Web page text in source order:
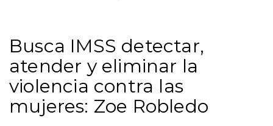
Busca IMSS detectar,
atender y eliminar la
violencia contra las
mujeres: Zoe Robledo